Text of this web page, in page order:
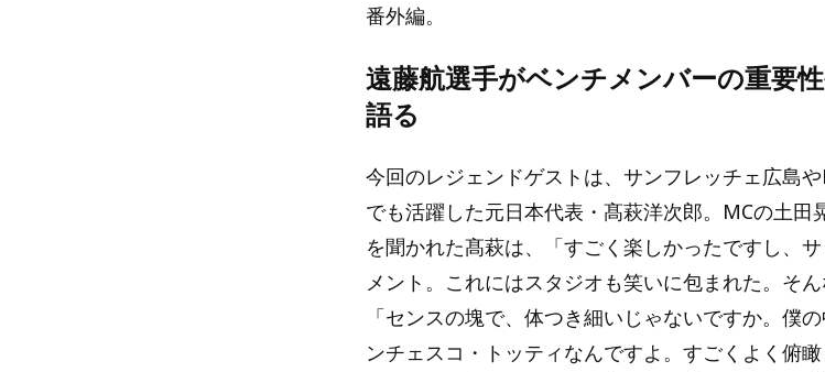
番外編。
遠藤航選手がベンチメンバーの重要
語る
今回のレジェンドゲストは、サンフレッチェ広島
でも活躍した元日本代表・髙萩洋次郎。MCの土田
を聞かれた髙萩は、「すごく楽しかったですし、
メント。これにはスタジオも笑いに包まれた。そ
「センスの塊で、体つき細いじゃないですか。僕
ンチェスコ・トッティなんですよ。すごくよく俯